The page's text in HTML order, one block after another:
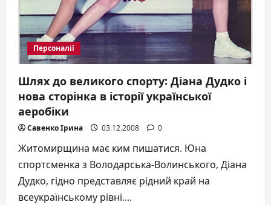
Персоналії
Шлях до великого спорту: Діана Дудко і
нова сторінка в історії української
аеробіки
Савенко Ірина 03.12.2008 0
Житомирщина має ким пишатися. Юна
спортсменка з Володарська-Волинського, Діана
Дудко, гідно представляє рідний край на
всеукраїнському рівні....